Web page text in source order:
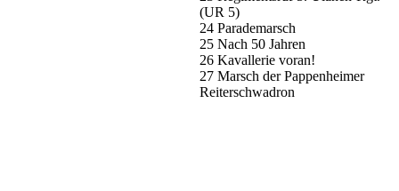
(UR 5)
24 Parademarsch
25 Nach 50 Jahren
26 Kavallerie voran!
27 Marsch der Pappenheimer
Reiterschwadron